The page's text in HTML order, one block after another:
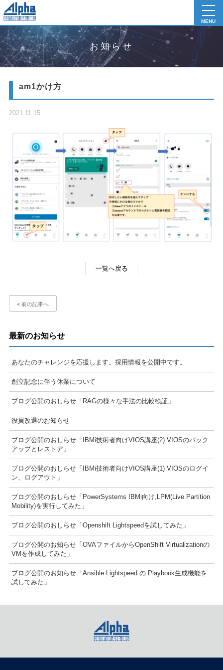
MENU
お知らせ
am1かけ方
2021.11.15
一覧へ戻る
« 前の記事へ
最新のお知らせ
あなたのチャレンジを応援します。採用情報を公開中です。
創立記念に伴う休業について
ブログ公開のおしらせ「RAGの様々な手法の比較検証」
役員改選のお知らせ
ブログ公開のおしらせ「IBMi技術者向けVIOS講座(2) VIOSのバック
アップとレストア」
ブログ公開のおしらせ「IBMi技術者向けVIOS講座(1) VIOSのログイ
ン、ログアウト」
ブログ公開のおしらせ「PowerSystems IBMi向け,LPM(Live Partition
Mobility)を実行してみた」
ブログ公開のおしらせ「Openshift Lightspeedを試してみた」
ブログ公開のお知らせ「OVAファイルからOpenShift Virtualizationの
VMを作成してみた」
ブログ公開のお知らせ「Ansible Lightspeed の Playbook生成機能を
試してみた」